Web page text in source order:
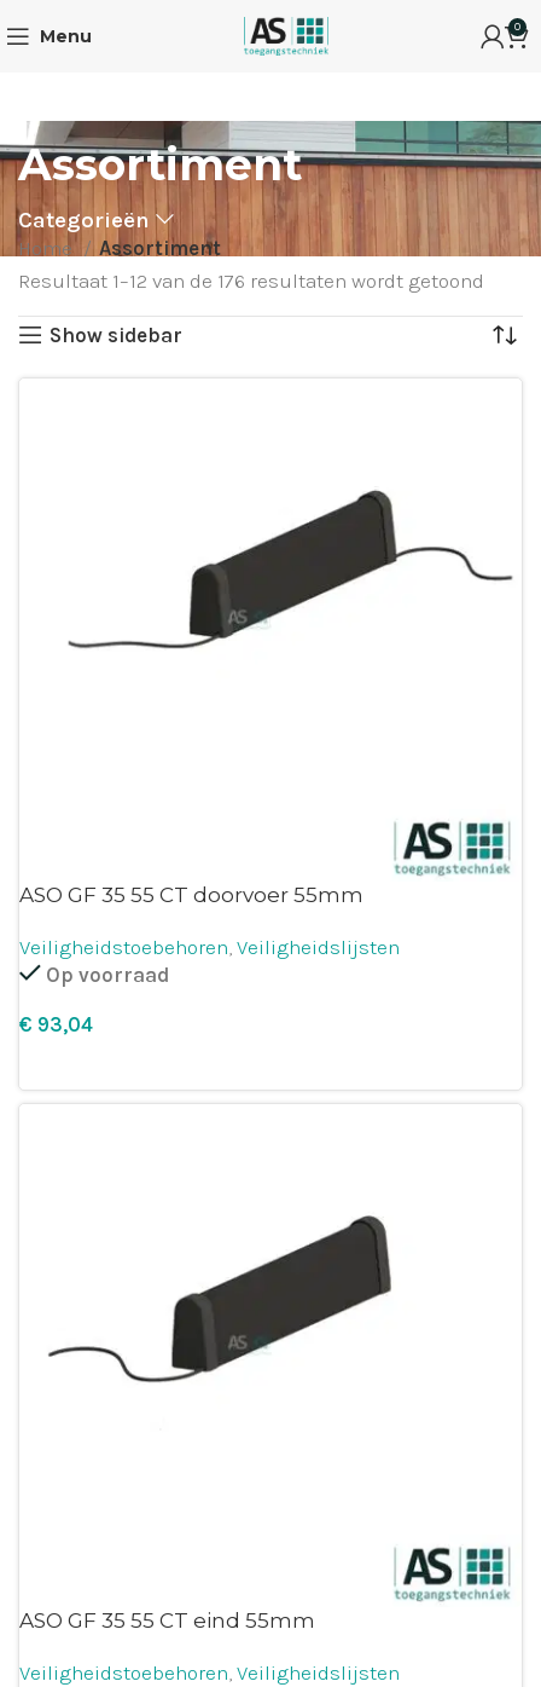
Menu 0
Assortiment
Categorieën
Home
Assortiment
Resultaat 1–12 van de 176 resultaten wordt getoond
Show sidebar
ASO GF 35 55 CT doorvoer 55mm
Veiligheidstoebehoren, Veiligheidslijsten
Op voorraad
€
ASO GF 35 55 CT eind 55mm
Veiligheidstoebehoren, Veiligheidslijsten